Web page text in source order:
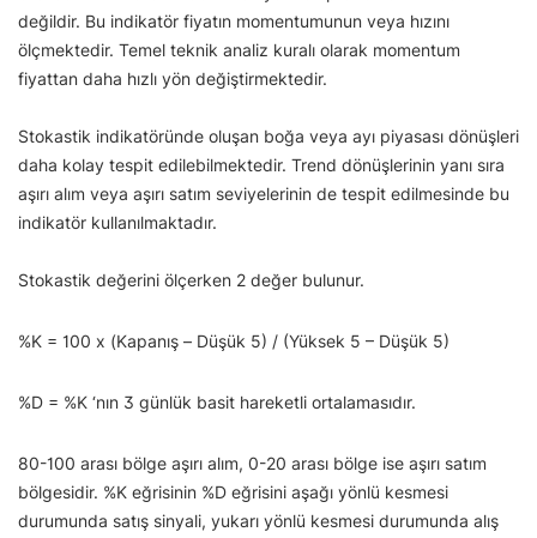
değildir. Bu indikatör fiyatın momentumunun veya hızını
ölçmektedir. Temel teknik analiz kuralı olarak momentum
fiyattan daha hızlı yön değiştirmektedir.
Stokastik indikatöründe oluşan boğa veya ayı piyasası dönüşleri
daha kolay tespit edilebilmektedir. Trend dönüşlerinin yanı sıra
aşırı alım veya aşırı satım seviyelerinin de tespit edilmesinde bu
indikatör kullanılmaktadır.
Stokastik değerini ölçerken 2 değer bulunur.
%K = 100 x (Kapanış – Düşük 5) / (Yüksek 5 – Düşük 5)
%D = %K ‘nın 3 günlük basit hareketli ortalamasıdır.
80-100 arası bölge aşırı alım, 0-20 arası bölge ise aşırı satım
bölgesidir. %K eğrisinin %D eğrisini aşağı yönlü kesmesi
durumunda satış sinyali, yukarı yönlü kesmesi durumunda alış